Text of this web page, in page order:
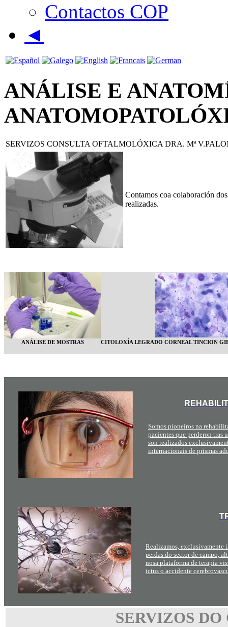
Contactos COP
◄
ANÁLISE E
SERVIZOS CONSULTA OFTALMOLÓXICA DRA. Mª
Contamos coa colaboración
realizadas.
ANÁLISE DE MOSTRAS CITOLOXÍA LEGRADO CORNEAL TINCION
Somos pioneiros na
pacientes que perderon tras
son realizados
internacionais de prismas
Realizamos, exclusivamente
perdas do sector de campo,
nosa plataforma de terapia
ictus o accidente
SERVIZOS DO